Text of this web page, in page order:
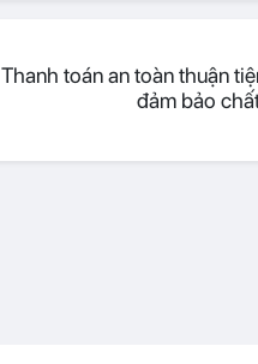
Thanh toán an toàn thuận
đảm bảo